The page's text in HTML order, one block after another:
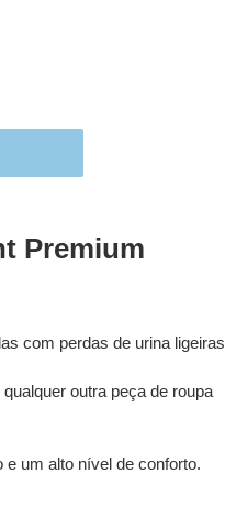
Premium
com perdas de urina ligeiras
outra peça de roupa
um alto nível de conforto.